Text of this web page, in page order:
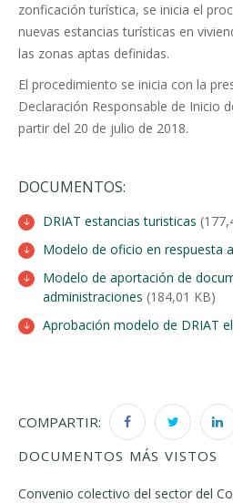
zonficación turística, se inicia el
nuevas estancias turísticas en
las zonas aptas definidas.
El procedimiento se inicia con la
Declaración Responsable de Inicio
partir del 20 de julio de 2018.
DOCUMENTOS:
DRIAT estancias turisticas
Modelo de oficio en respuesta
Modelo de aportación de
administraciones (184,01 KB)
Aprobación modelo de DRIAT
COMPARTIR:
DOCUMENTOS MÁS VISTOS
Convenio colectivo del sector del